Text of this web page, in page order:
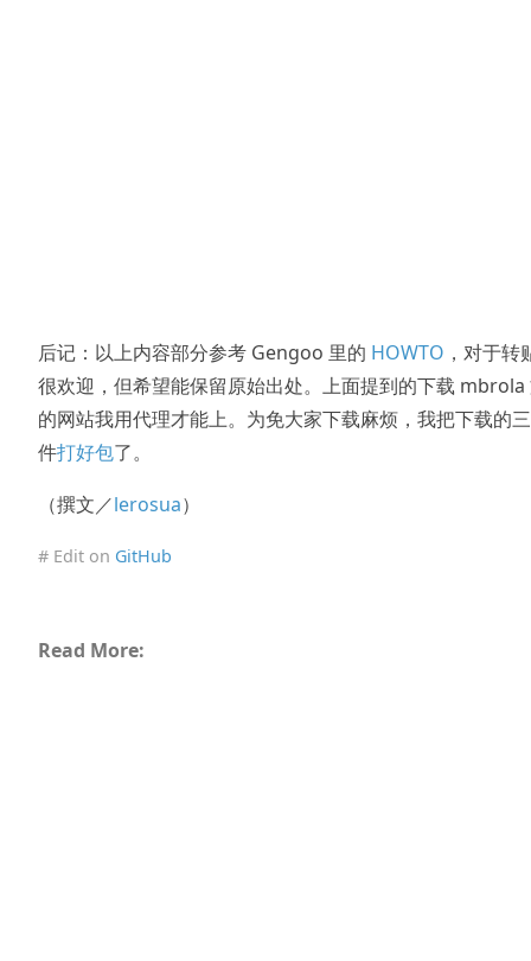
后记：以上内容部分参考 Gengoo 里的 HOWTO ，对于转
很欢迎，但希望能保留原始出处。上面提到的下载 mbrola
的网站我用代理才能上。为免大家下载麻烦，我把下载的
件打好包了。
（撰文／lerosua）
# Edit on GitHub
Read More: